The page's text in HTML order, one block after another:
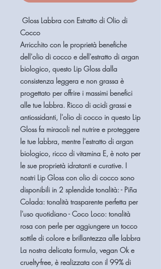
Gloss Labbra con Estratto di Olio di
Cocco
Arricchito con le proprietà benefiche
dell'olio di cocco e dell'estratto di argan
biologico, questo Lip Gloss dalla
consistenza leggera e non grassa è
progettato per offrire i massimi benefici
alle tue labbra. Ricco di acidi grassi e
antiossidanti, l'olio di cocco in questo Lip
Gloss fa miracoli nel nutrire e proteggere
le tue labbra, mentre l'estratto di argan
biologico, ricco di vitamina E, è noto per
le sue proprietà idratanti e curative. I
nostri Lip Gloss con olio di cocco sono
disponibili in 2 splendide tonalità: - Piña
Colada: tonalità trasparente perfetta per
l'uso quotidiano - Coco Loco: tonalità
rosa con perle per aggiungere un tocco
sottile di colore e brillantezza alle labbra
La nostra delicata formula, vegan Ok e
cruelty-free, è realizzata con il 99% di